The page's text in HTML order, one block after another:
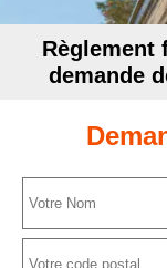
Règlement
demande